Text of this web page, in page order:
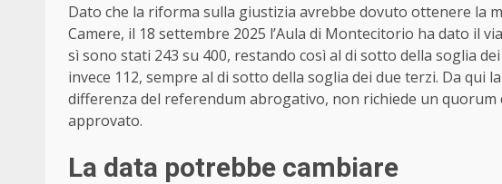
Dato che la riforma sulla giustizia avrebbe dovuto ottenere la
Camere, il 18 settembre 2025 l’Aula di Montecitorio ha dato il
sì sono stati 243 su 400, restando così al di sotto della soglia
invece 112, sempre al di sotto della soglia dei due terzi. Da qui
differenza del referendum abrogativo, non richiede un quorum
approvato.
La data potrebbe cambiare